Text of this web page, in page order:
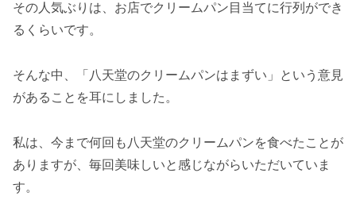
その人気ぶりは、お店でクリームパン目当てに行列ができ
るくらいです。
そんな中、「八天堂のクリームパンはまずい」という意見
があることを耳にしました。
私は、今まで何回も八天堂のクリームパンを食べたことが
ありますが、毎回美味しいと感じながらいただいていま
す。